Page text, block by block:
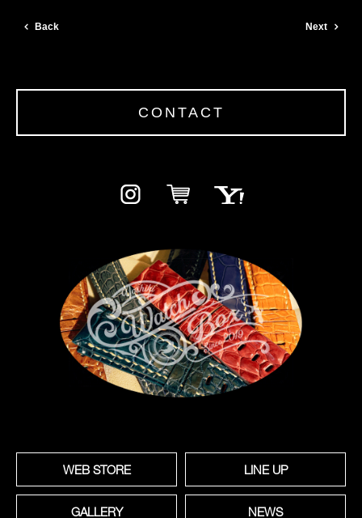
Back Next
CONTACT
WEB STORE LINE UP
GALLERY NEWS